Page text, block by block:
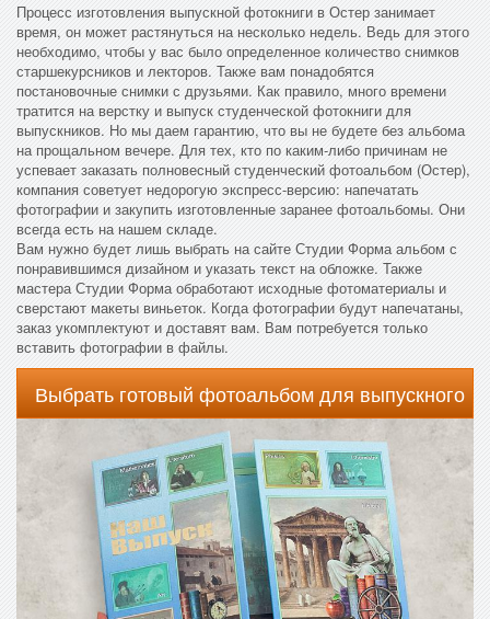
Процесс изготовления выпускной фотокниги в Остер занимает
время, он может растянуться на несколько недель. Ведь для этого
необходимо, чтобы у вас было определенное количество снимков
старшекурсников и лекторов. Также вам понадобятся
постановочные снимки с друзьями. Как правило, много времени
тратится на верстку и выпуск студенческой фотокниги для
выпускников. Но мы даем гарантию, что вы не будете без альбома
на прощальном вечере. Для тех, кто по каким-либо причинам не
успевает заказать полновесный студенческий фотоальбом (Остер),
компания советует недорогую экспресс-версию: напечатать
фотографии и закупить изготовленные заранее фотоальбомы. Они
всегда есть на нашем складе.
Вам нужно будет лишь выбрать на сайте Студии Форма альбом с
понравившимся дизайном и указать текст на обложке. Также
мастера Студии Форма обработают исходные фотоматериалы и
сверстают макеты виньеток. Когда фотографии будут напечатаны,
заказ укомплектуют и доставят вам. Вам потребуется только
вставить фотографии в файлы.
Выбрать готовый фотоальбом для выпускного